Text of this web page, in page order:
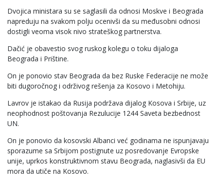
Dvojica ministara su se saglasili da odnosi Moskve i Beograda
napreduju na svakom polju ocenivši da su međusobni odnosi
dostigli veoma visok nivo strateškog partnerstva.
Dačić je obavestio svog ruskog kolegu o toku dijaloga
Beograda i Prištine.
On je ponovio stav Beograda da bez Ruske Federacije ne može
biti dugoročnog i održivog rešenja za Kosovo i Metohiju.
Lavrov je istakao da Rusija podržava dijalog Kosova i Srbije, uz
neophodnost poštovanja Rezulucije 1244 Saveta bezbednost
UN.
On je ponovio da kosovski Albanci već godinama ne ispunjavaju
sporazume sa Srbijom postignute uz posredovanje Evropske
unije, uprkos konstruktivnom stavu Beograda, naglasivši da EU
mora da utiče na Kosovo.